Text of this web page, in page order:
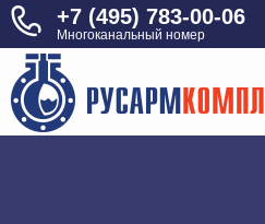
+7 (495) 783-00-06
Многоканальный номер